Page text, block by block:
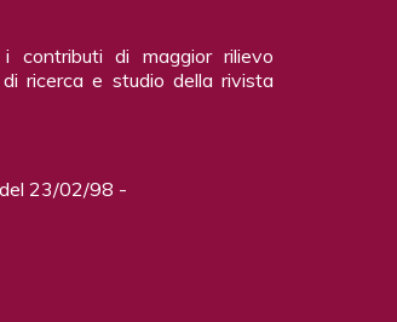
contributi di maggior rilievo
ricerca e studio della rivista
23/02/98 -